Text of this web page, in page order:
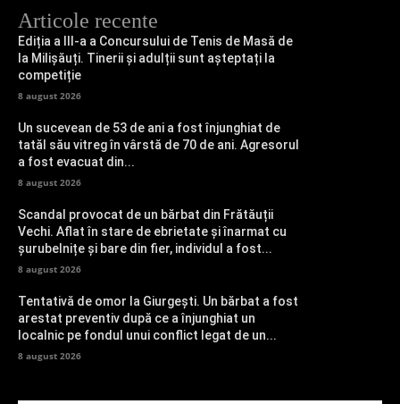
Articole recente
Ediția a III-a a Concursului de Tenis de Masă de
la Milișăuți. Tinerii și adulții sunt așteptați la
competiție
8 august 2026
Un sucevean de 53 de ani a fost înjunghiat de
tatăl său vitreg în vârstă de 70 de ani. Agresorul
a fost evacuat din...
8 august 2026
Scandal provocat de un bărbat din Frătăuții
Vechi. Aflat în stare de ebrietate și înarmat cu
șurubelnițe și bare din fier, individul a fost...
8 august 2026
Tentativă de omor la Giurgești. Un bărbat a fost
arestat preventiv după ce a înjunghiat un
localnic pe fondul unui conflict legat de un...
8 august 2026